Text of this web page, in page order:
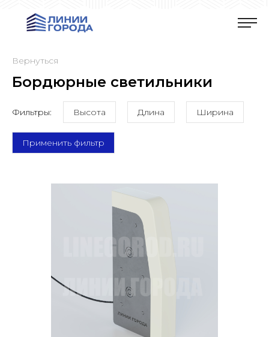
Вернуться
Бордюрные светильники
Фильтры: Высота Длина Ширина
Применить фильтр